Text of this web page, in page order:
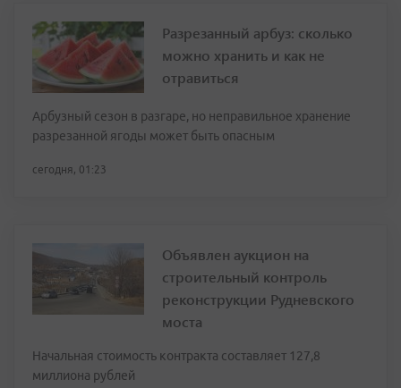
Разрезанный арбуз: сколько
можно хранить и как не
отравиться
Арбузный сезон в разгаре, но неправильное хранение
разрезанной ягоды может быть опасным
сегодня, 01:23
Объявлен аукцион на
строительный контроль
реконструкции Рудневского
моста
Начальная стоимость контракта составляет 127,8
миллиона рублей